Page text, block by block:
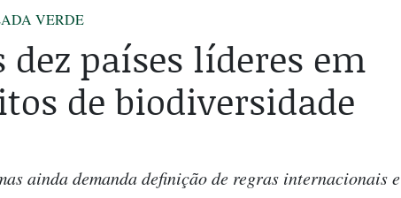
VERDE
países líderes em
de biodiversidade
ainda demanda definição de regras internacionais e